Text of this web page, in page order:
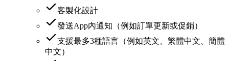
客製化設計
發送App內通知（例如訂單更新或促銷）
支援最多3種語言（例如英文、繁體中文、簡體
中文）